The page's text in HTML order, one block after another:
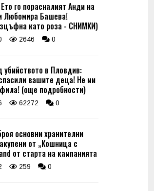
го порасналият Анди на
Любомира Башева!
като роза - СНИМКИ)
2646 0
убийството в Пловдив:
вашите деца! Не ми
(още подробности)
62272 0
основни хранителни
от „Кошница с
от старта на кампанията
259 0